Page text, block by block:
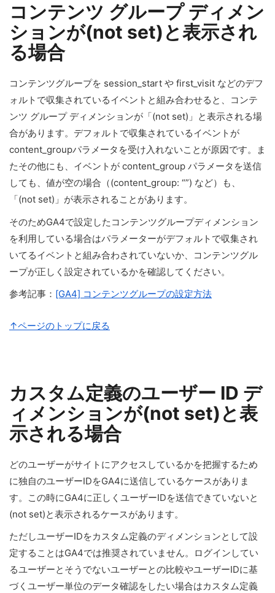
コンテンツ グループ ディメン
ションが(not set)と表示され
る場合
コンテンツグループを session_start や first_visit などのデフ
ォルトで収集されているイベントと組み合わせると、コンテ
ンツ グループ ディメンションが「(not set)」と表示される場
合があります。デフォルトで収集されているイベントが
content_groupパラメータを受け入れないことが原因です。ま
たその他にも、イベントが content_group パラメータを送信
しても、値が空の場合（(content_group: “”) など）も、
「(not set)」が表示されることがあります。
そのためGA4で設定したコンテンツグループディメンション
を利用している場合はパラメーターがデフォルトで収集され
いてるイベントと組み合わされていないか、コンテンツグル
ープが正しく設定されているかを確認してください。
参考記事： [GA4] コンテンツグループの設定方法
↑ページのトップに戻る
カスタム定義のユーザー ID デ
ィメンションが(not set)と表
示される場合
どのユーザーがサイトにアクセスしているかを把握するため
に独自のユーザーIDをGA4に送信しているケースがありま
す。この時にGA4に正しくユーザーIDを送信できていないと
(not set)と表示されるケースがあります。
ただしユーザーIDをカスタム定義のディメンションとして設
定することはGA4では推奨されていません。ログインしてい
るユーザーとそうでないユーザーとの比較やユーザーIDに基
づくユーザー単位のデータ確認をしたい場合はカスタム定義